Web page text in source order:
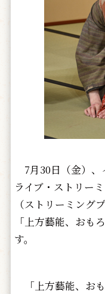
7月30日（金）、
ライブ・ストリー
（ストリーミング
「上方藝能、おも
す。
「上方藝能、お